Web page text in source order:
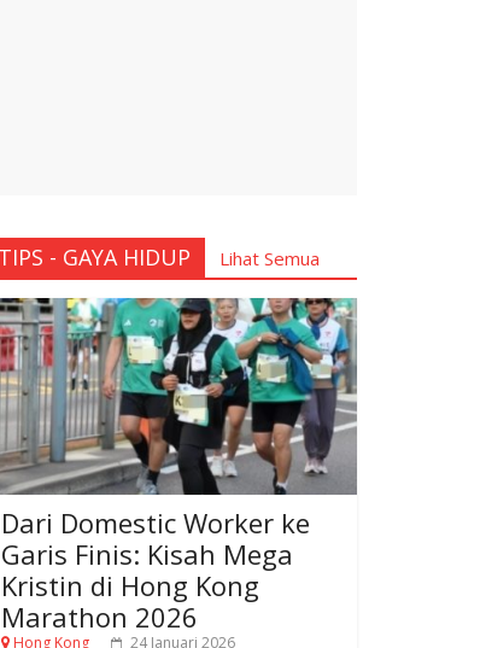
TIPS - GAYA HIDUP Lihat Semua
Dari Domestic Worker ke
Garis Finis: Kisah Mega
Kristin di Hong Kong
Marathon 2026
Hong Kong
24 Januari 2026